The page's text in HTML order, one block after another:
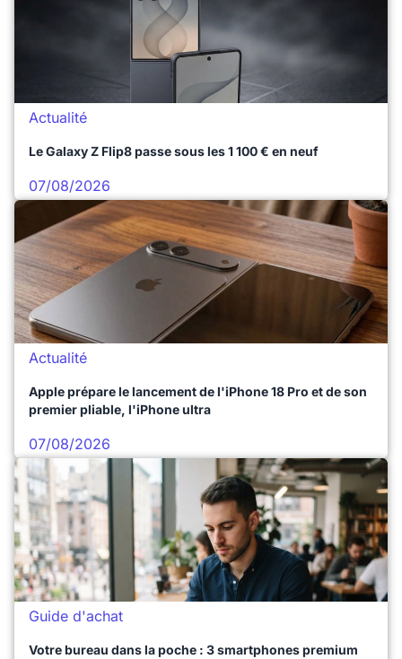
Actualité
Le Galaxy Z Flip8 passe sous les 1 100 € en neuf
07/08/2026
Actualité
Apple prépare le lancement de l'iPhone 18 Pro et de son
premier pliable, l'iPhone ultra
07/08/2026
Guide d'achat
Votre bureau dans la poche : 3 smartphones premium